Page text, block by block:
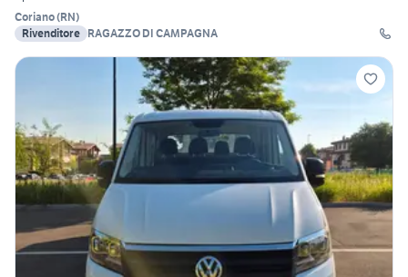
Coriano(RN)
Rivenditore RAGAZZO DI CAMPAGNA